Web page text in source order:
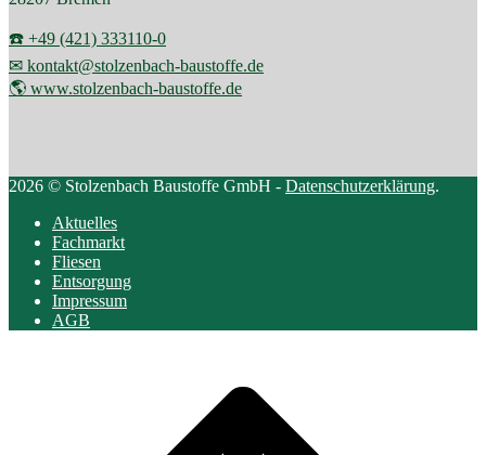
☎️ +49 (421) 333110-0
✉ kontakt@stolzenbach-baustoffe.de
🌎 www.stolzenbach-baustoffe.de
2026 © Stolzenbach Baustoffe GmbH - Datenschutzerklärung.
Aktuelles
Fachmarkt
Fliesen
Entsorgung
Impressum
AGB